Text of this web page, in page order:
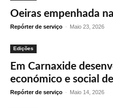
Oeiras empenhada
Repórter de serviço - Maio 23, 2026
Edições
Em Carnaxide
económico e social
Repórter de serviço - Maio 14, 2026